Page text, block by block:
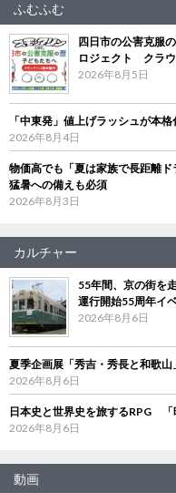
ふむふむ
四日市の公害克服
ロジェクト クラ
2026年8月5日
「中東発」値上げラッシュが本
2026年8月4日
物価高でも「夏は家族で長距離
猛暑への備えも必須
2026年8月3日
カルチャー
55年間、京の街を
運行開始55周年イ
2026年8月6日
夏季企画展「秀吉・秀長と和歌
2026年8月6日
日本史と世界史を旅するRPG
2026年8月6日
動画